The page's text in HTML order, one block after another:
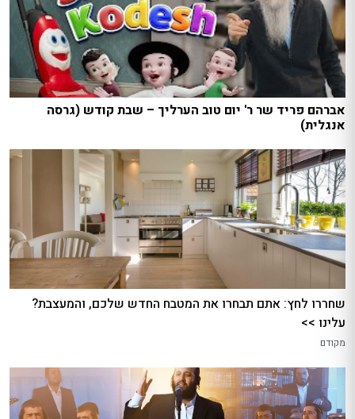
אברהם פריד שר ר' יום טוב הערליך – שבת קודש (גרסה
אנגלית)
שחררו לחץ: אתם תבחרו את המטבח החדש שלכם, והמעצבת?
עלינו >>
מקודם